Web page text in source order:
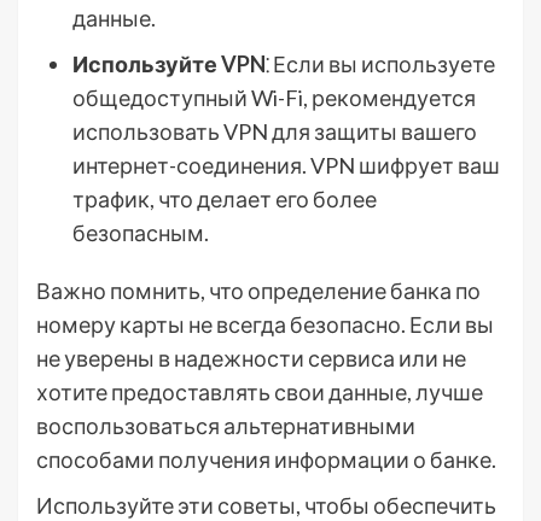
данные.
Используйте VPN⁚ Если вы используете
общедоступный Wi-Fi, рекомендуется
использовать VPN для защиты вашего
интернет-соединения. VPN шифрует ваш
трафик, что делает его более
безопасным.
Важно помнить, что определение банка по
номеру карты не всегда безопасно. Если вы
не уверены в надежности сервиса или не
хотите предоставлять свои данные, лучше
воспользоваться альтернативными
способами получения информации о банке.
Используйте эти советы, чтобы обеспечить